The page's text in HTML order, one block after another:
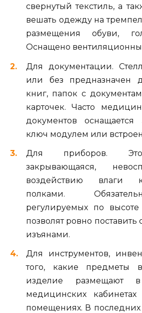
свернутый текстиль, а
вешать одежду на
размещения обуви,
Оснащено
Для документации.
или без предназначен
книг, папок с
карточек. Часто
документов
ключ модулем или
Для приборов. Это
закрывающаяся,
воздействию влаги
полками.
регулируемых по
позволят ровно поставить
изъянами.
Для инструментов,
того, какие предметы
изделие размещают в
медицинских
помещениях. В последних